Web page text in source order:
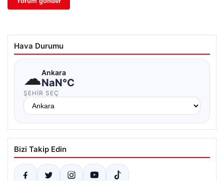
Hava Durumu
☁Ankara
NaN°C
ŞEHIR SEÇ
Bizi Takip Edin